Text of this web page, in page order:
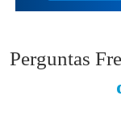
Perguntas